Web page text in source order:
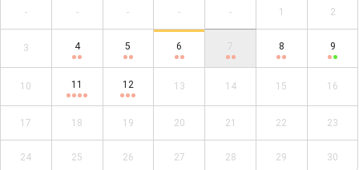
- - - - - 1 2
3 4 5 6 7 8 9
10 11 12 13 14 15 16
17 18 19 20 21 22 23
24 25 26 27 28 29 30